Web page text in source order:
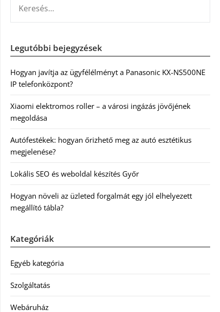
Legutóbbi bejegyzések
Hogyan javítja az ügyfélélményt a Panasonic KX-NS500NE
IP telefonközpont?
Xiaomi elektromos roller – a városi ingázás jövőjének
megoldása
Autófestékek: hogyan őrizhető meg az autó esztétikus
megjelenése?
Lokális SEO és weboldal készítés Győr
Hogyan növeli az üzleted forgalmát egy jól elhelyezett
megállító tábla?
Kategóriák
Egyéb kategória
Szolgáltatás
Webáruház